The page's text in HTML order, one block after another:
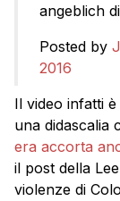
angeblich
Posted by
2016
Il video infatti
una didascalia
era accorta
il post della
violenze di